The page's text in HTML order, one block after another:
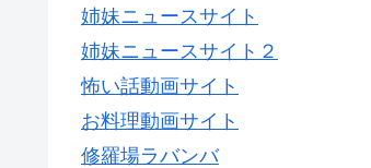
姉妹ニュースサイト
姉妹ニュースサイト２
怖い話動画サイト
お料理動画サイト
修羅場ラバンバ